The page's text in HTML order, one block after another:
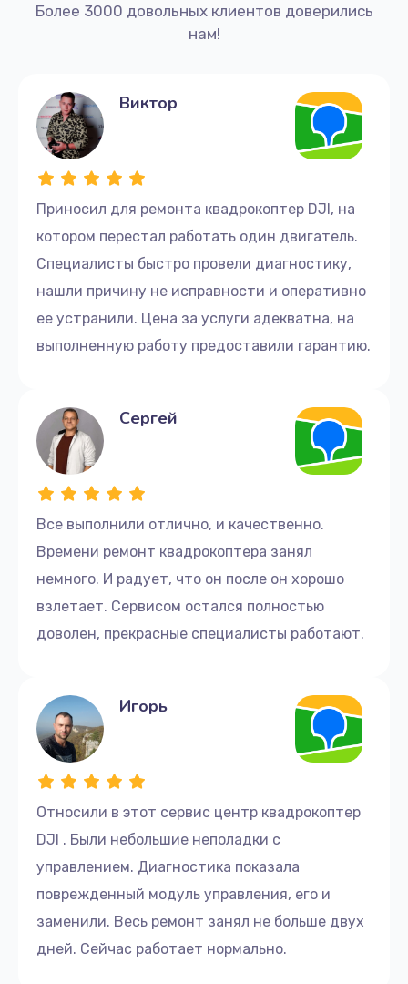
Более 3000 довольных клиентов доверились
нам!
Приносил для ремонта квадрокоптер DJI, на
котором перестал работать один двигатель.
Специалисты быстро провели диагностику,
нашли причину не исправности и оперативно
ее устранили. Цена за услуги адекватна, на
выполненную работу предоставили гарантию.
Виктор
Все выполнили отлично, и качественно.
Времени ремонт квадрокоптера занял
немного. И радует, что он после он хорошо
взлетает. Сервисом остался полностью
доволен, прекрасные специалисты работают.
Сергей
Относили в этот сервис центр квадрокоптер
DJI . Были небольшие неполадки с
управлением. Диагностика показала
поврежденный модуль управления, его и
заменили. Весь ремонт занял не больше двух
дней. Сейчас работает нормально.
Игорь